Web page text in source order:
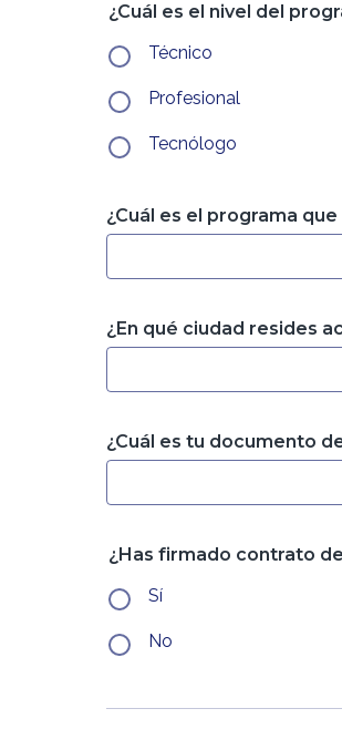
¿Cuál es el nivel del
Técnico
Profesional
Tecnólogo
¿Cuál es el programa
¿En qué ciudad resides
¿Cuál es tu documento
¿Has firmado contrato
Sí
No